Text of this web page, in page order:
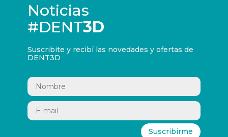
Noticias
#DENT3D
Suscribite y recibí las novedades y ofertas de
DENT3D
Suscribirme